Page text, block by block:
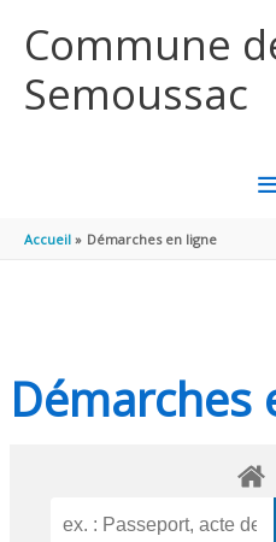
Commune
Semoussac
Accueil Démarches en ligne
Démarches